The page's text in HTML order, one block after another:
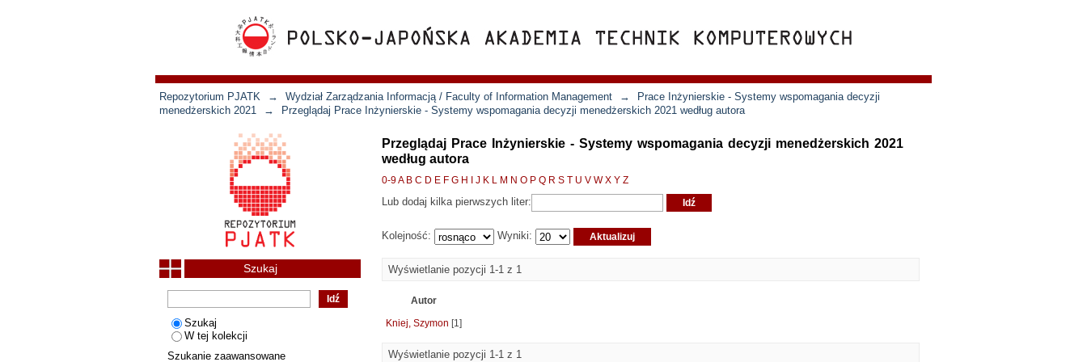
Repozytorium PJATK → Wydział Zarządzania Informacją / Faculty of Information Management →
Prace Inżynierskie - Systemy wspomagania decyzji
menedżerskich 2021
→ Przeglądaj Prace Inżynierskie - Systemy wspomagania decyzji menedżerskich 2021 według autora
Przeglądaj Prace Inżynierskie - Systemy wspomagania decyzji menedżerskich 2021
według autora
0-9A B C D E F G H J K L M N O P Q R S T U V W X Y Z
Lub dodaj kilka pierwszych liter:
Kolejność: Wyniki:
Wyświetlanie pozycji 1-1 z 1
Autor
Kniej, Szymon [1]
Wyświetlanie pozycji 1-1 z 1
Szukaj
Szukaj
W tej kolekcji
Szukanie zaawansowane